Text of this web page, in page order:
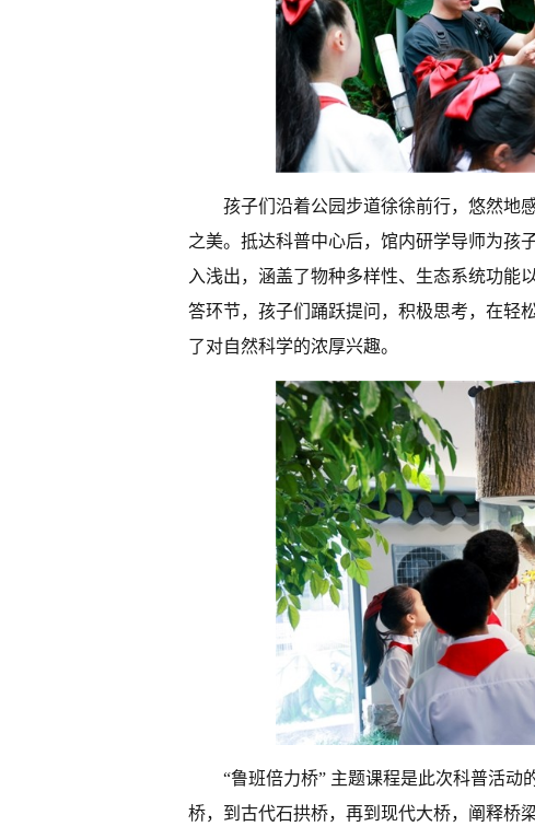
孩子们沿着公园步道徐徐前行，悠然地
之美。抵达科普中心后，馆内研学导师为孩
入浅出，涵盖了物种多样性、生态系统功能
答环节，孩子们踊跃提问，积极思考，在轻
了对自然科学的浓厚兴趣。
“鲁班倍力桥” 主题课程是此次科普活
桥，到古代石拱桥，再到现代大桥，阐释桥